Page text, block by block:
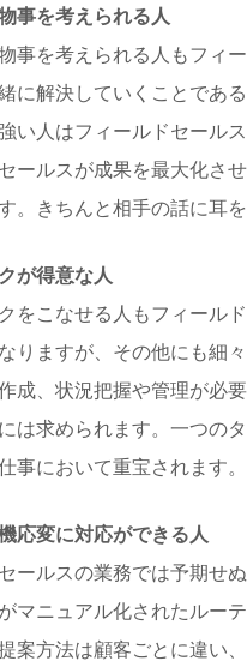
事を考えられる人
事を考えられる人もフィ
に解決していくことであ
い人はフィールドセール
ールスが成果を最大化さ
。きちんと相手の話に耳
が得意な人
をこなせる人もフィール
りますが、その他にも細
成、状況把握や管理が必
は求められます。一つの
事において重宝されます。
応変に対応ができる人
ールスの業務では予期せ
マニュアル化されたルー
案方法は顧客ごとに違い